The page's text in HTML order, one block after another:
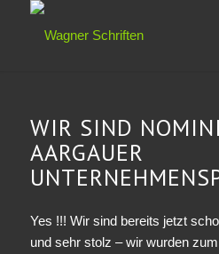
WIR SIND
AARGAUER
Yes !!! Wir sind bereits jetzt
und sehr stolz – wir wurden